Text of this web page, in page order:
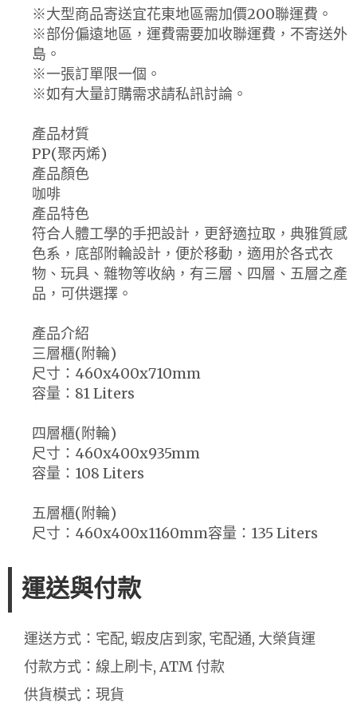
※大型商品寄送宜花東地區需加價200聯運費。
※部份偏遠地區，運費需要加收聯運費，不寄送外
島。
※一張訂單限一個。
※如有大量訂購需求請私訊討論。
產品材質
PP(聚丙烯)
產品顏色
咖啡
產品特色
符合人體工學的手把設計，更舒適拉取，典雅質感
色系，底部附輪設計，便於移動，適用於各式衣
物、玩具、雜物等收納，有三層、四層、五層之產
品，可供選擇。
產品介紹
三層櫃(附輪)
尺寸：460x400x710mm
容量：81 Liters
四層櫃(附輪)
尺寸：460x400x935mm
容量：108 Liters
五層櫃(附輪)
尺寸：460x400x1160mm容量：135 Liters
運送與付款
運送方式：宅配, 蝦皮店到家, 宅配通, 大榮貨運
付款方式：線上刷卡, ATM 付款
供貨模式：現貨